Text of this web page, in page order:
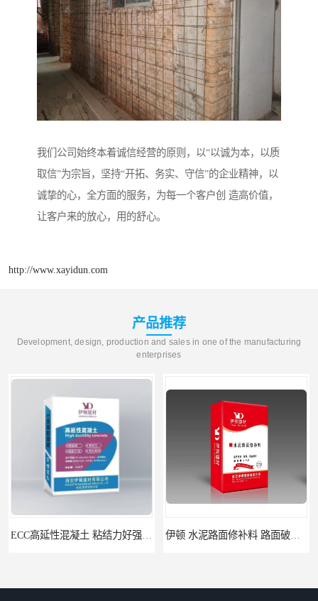
我们公司始终本着诚信经营的原则，以“以诚为本，以质
取信”为宗旨，坚持“开拓、务实、守信”的企业精神，以
诚挚的心，全方面的服务，为每一个客户创 造高价值，
让客户来的放心，用的舒心。
http://www.xayidun.com
产品推荐
Development, design, production and sales in one of the manufacturing
enterprises
伊顿 水泥路面修补料 路面破损起皮快速修补 2小时通车